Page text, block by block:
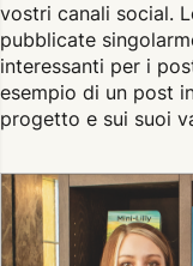
vostri canali social.
pubblicate
interessanti per i
esempio di un post
progetto e sui suoi